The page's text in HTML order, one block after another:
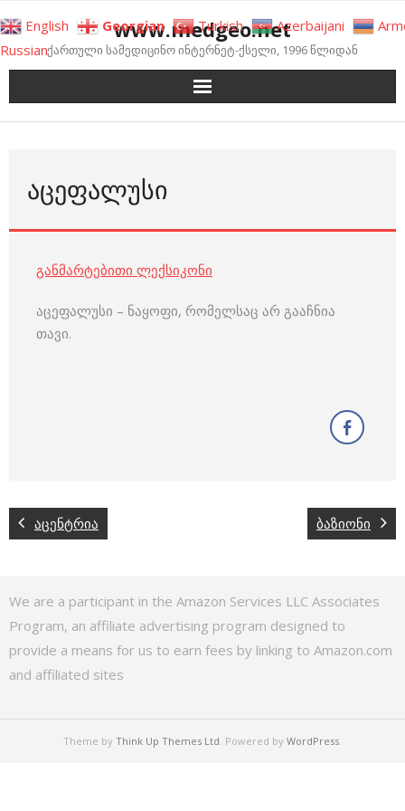
to
content
www.medgeo.net
ქართული სამედიცინო ინტერნეტ-ქსელი, 1996 წლიდან
ᲐᲪᲔᲤᲐᲚᲣᲡᲘ
განმარტებითი ლექსიკონი
აცეფალუსი – ნაყოფი, რომელსაც არ გააჩნია
თავი.
აცენტრია ბაზიონი
We are a participant in the Amazon Services LLC Associates
Program, an affiliate advertising program designed to
provide a means for us to earn fees by linking to Amazon.com
and affiliated sites
Theme by Think Up Themes Ltd. Powered by WordPress.
English Georgian Turkish Azerbaijani
Russian